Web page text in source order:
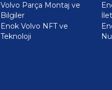
Volvo Parça Montaj ve
Bilgiler
Enok Volvo NFT ve
Teknoloji